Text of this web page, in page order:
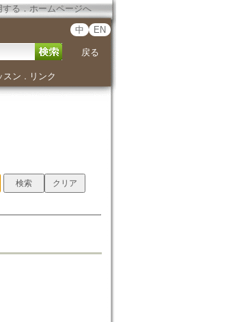
する ． ホームページへ
中 EN
戻る
スン ． リンク